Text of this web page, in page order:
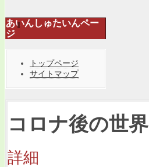
あいんしゅたいんペー
ジ
トップページ
サイトマップ
コロナ後の世界
詳細